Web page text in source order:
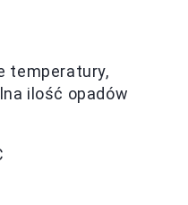
temperatury,
ilość opadów